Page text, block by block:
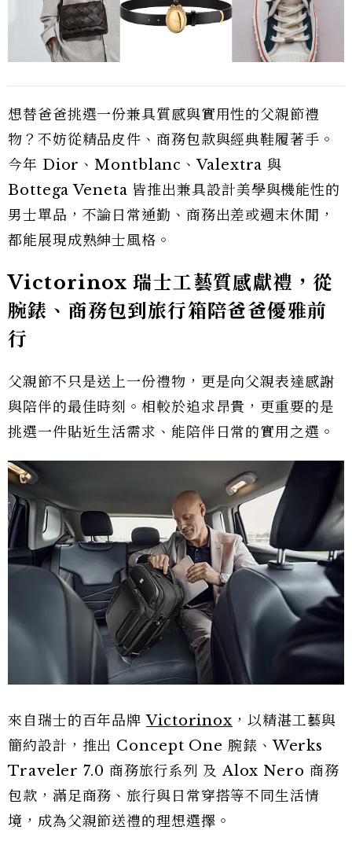
想替爸爸挑選一份兼具質感與實用性的父親節禮
物？不妨從精品皮件、商務包款與經典鞋履著手。
今年 Dior、Montblanc、Valextra 與
Bottega Veneta 皆推出兼具設計美學與機能性的
男士單品，不論日常通勤、商務出差或週末休閒，
都能展現成熟紳士風格。
Victorinox 瑞士工藝質感獻禮，從
腕錶、商務包到旅行箱陪爸爸優雅前
行
父親節不只是送上一份禮物，更是向父親表達感謝
與陪伴的最佳時刻。相較於追求昂貴，更重要的是
挑選一件貼近生活需求、能陪伴日常的實用之選。
來自瑞士的百年品牌Victorinox ，以精湛工藝與
簡約設計，推出 Concept One 腕錶、Werks
Traveler 7.0 商務旅行系列 及 Alox Nero 商務
包款，滿足商務、旅行與日常穿搭等不同生活情
境，成為父親節送禮的理想選擇。